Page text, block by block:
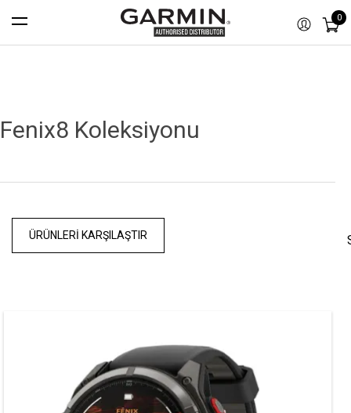
0
Fenix8 Koleksiyonu
ÜRÜNLERI KARŞILAŞTIR